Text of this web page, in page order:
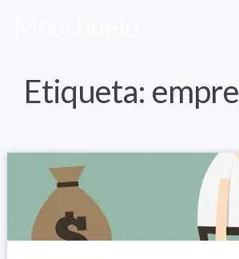
Etiqueta: